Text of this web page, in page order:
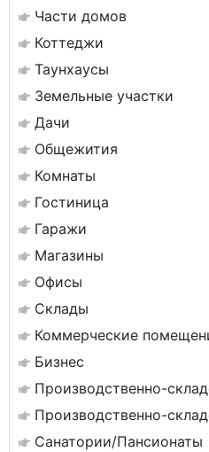
Части домов
Коттеджи
Таунхаусы
Земельные участки
Дачи
Общежития
Комнаты
Гостиница
Гаражи
Магазины
Офисы
Склады
Коммерческие
Бизнес
Производственно-
Производственно-
Санатории/Пансионаты